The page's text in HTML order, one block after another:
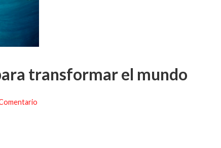
transformar el mundo